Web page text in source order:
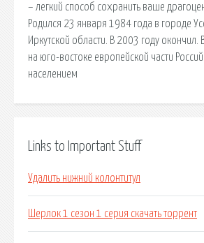
– легкий способ сохранить ваше
Родился 23 января 1984 года в городе
Иркутской области. В 2003 году
на юго-востоке европейской части
населением
Links to Important Stuff
Удалить нижний колонтитул
Шерлок 1 сезон 1 серия скачать торрент